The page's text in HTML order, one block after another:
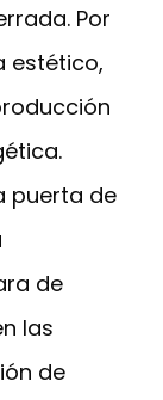
Por
estético,
puerta de
de
las
de